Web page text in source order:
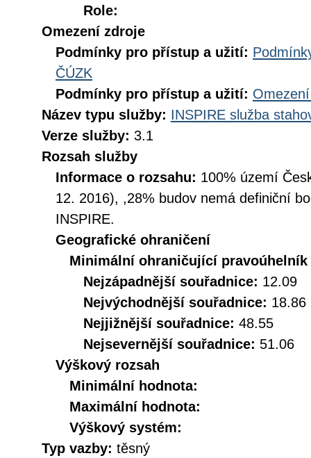
Role:
Omezení zdroje
Podmínky pro přístup a užití:
ČÚZK
Podmínky pro přístup a užití:
Název typu služby: INSPIRE služba
Verze služby: 3.1
Rozsah služby
Informace o rozsahu: 100% území
12. 2016), ,28% budov nemá definiční
INSPIRE.
Geografické ohraničení
Minimální ohraničující pravoúhelník
Nejzápadnější souřadnice: 12.09
Nejvýchodnější souřadnice: 18.86
Nejjižnější souřadnice: 48.55
Nejsevernější souřadnice: 51.06
Výškový rozsah
Minimální hodnota:
Maximální hodnota:
Výškový systém:
Typ vazby: těsný